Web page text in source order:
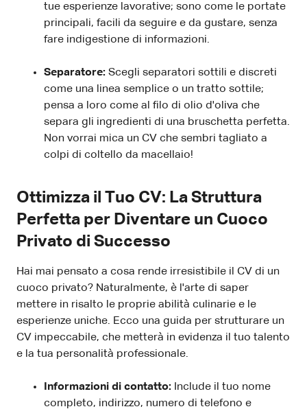
tue esperienze lavorative; sono come le portate
principali, facili da seguire e da gustare, senza
fare indigestione di informazioni.
Separatore: Scegli separatori sottili e discreti
come una linea semplice o un tratto sottile;
pensa a loro come al filo di olio d'oliva che
separa gli ingredienti di una bruschetta perfetta.
Non vorrai mica un CV che sembri tagliato a
colpi di coltello da macellaio!
Ottimizza il Tuo CV: La Struttura
Perfetta per Diventare un Cuoco
Privato di Successo
Hai mai pensato a cosa rende irresistibile il CV di un
cuoco privato? Naturalmente, è l'arte di saper
mettere in risalto le proprie abilità culinarie e le
esperienze uniche. Ecco una guida per strutturare un
CV impeccabile, che metterà in evidenza il tuo talento
e la tua personalità professionale.
Informazioni di contatto: Include il tuo nome
completo, indirizzo, numero di telefono e